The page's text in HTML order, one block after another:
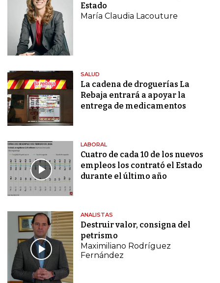
Estado
María Claudia Lacouture
SALUD
La cadena de droguerías La
Rebaja entrará a apoyar la
entrega de medicamentos
LABORAL
Cuatro de cada 10 de los nuevos
empleos los contrató el Estado
durante el último año
ANALISTAS
Destruir valor, consigna del
petrismo
Maximiliano Rodríguez
Fernández